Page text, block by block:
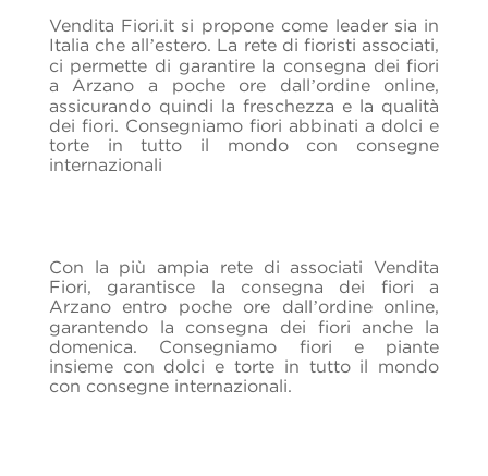
Vendita Fiori.it si propone come leader sia in
Italia che all’estero. La rete di fioristi associati,
ci permette di garantire la consegna dei fiori
a Arzano a poche ore dall’ordine online,
assicurando quindi la freschezza e la qualità
dei fiori. Consegniamo fiori abbinati a dolci e
torte in tutto il mondo con consegne
internazionali
Con la più ampia rete di associati Vendita
Fiori, garantisce la consegna dei fiori a
Arzano entro poche ore dall’ordine online,
garantendo la consegna dei fiori anche la
domenica. Consegniamo fiori e piante
insieme con dolci e torte in tutto il mondo
con consegne internazionali.